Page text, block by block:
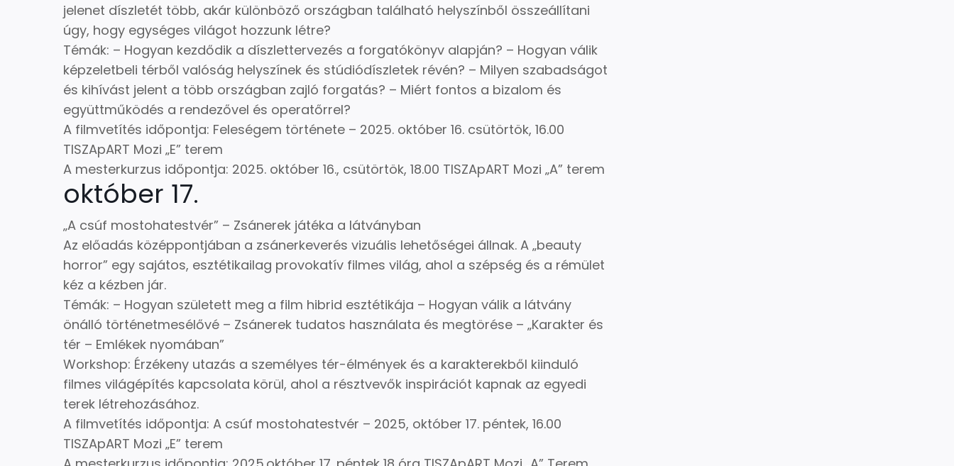
jelenet díszletét több, akár különböző országban található helyszínből összeállítani
úgy, hogy egységes világot hozzunk létre?
Témák: – Hogyan kezdődik a díszlettervezés a forgatókönyv alapján? – Hogyan válik
képzeletbeli térből valóság helyszínek és stúdiódíszletek révén? – Milyen szabadságot
és kihívást jelent a több országban zajló forgatás? – Miért fontos a bizalom és
együttműködés a rendezővel és operatőrrel?
A filmvetítés időpontja: Feleségem története – 2025. október 16. csütörtök, 16.00
TISZApART Mozi „E” terem
A mesterkurzus időpontja: 2025. október 16., csütörtök, 18.00 TISZApART Mozi „A” terem
október 17.
„A csúf mostohatestvér” – Zsánerek játéka a látványban
Az előadás középpontjában a zsánerkeverés vizuális lehetőségei állnak. A „beauty
horror” egy sajátos, esztétikailag provokatív filmes világ, ahol a szépség és a rémület
kéz a kézben jár.
Témák: – Hogyan született meg a film hibrid esztétikája – Hogyan válik a látvány
önálló történetmesélővé – Zsánerek tudatos használata és megtörése – „Karakter és
tér – Emlékek nyomában”
Workshop: Érzékeny utazás a személyes tér-élmények és a karakterekből kiinduló
filmes világépítés kapcsolata körül, ahol a résztvevők inspirációt kapnak az egyedi
terek létrehozásához.
A filmvetítés időpontja: A csúf mostohatestvér – 2025, október 17. péntek, 16.00
TISZApART Mozi „E” terem